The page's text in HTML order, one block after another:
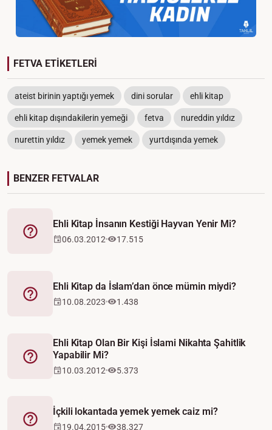
FETVA ETİKETLERİ
ateist birinin yaptığı yemek dini sorular ehli kitap
ehli kitap dışındakilerin yemeği fetva nureddin yıldız
nurettin yıldız yemek yemek yurtdışında yemek
BENZER FETVALAR
Fetva
Ehli Kitap İnsanın Kestiği Hayvan Yenir Mi?
06.03.2012 17.515
Fetva
Ehli Kitap da İslam’dan önce mümin miydi?
10.08.2023 1.438
Fetva
Ehli Kitap Olan Bir Kişi İslami Nikahta Şahitlik
Yapabilir Mi?
10.03.2012 5.373
Fetva
İçkili lokantada yemek yemek caiz mi?
19.04.2015 38.327